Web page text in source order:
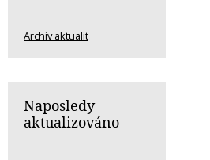
Archiv aktualit
Naposledy
aktualizováno